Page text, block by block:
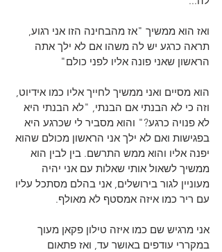
ואז הוא ממשיך "אז מהבחינה הזו אני רגוע,
תראה כרגע יש לה משהו אם לא ילך אתה
הראשון שאני פונה אליו לפני כולם"
הוא מסיים ואני ממשיך לחייך אליו כמו אידיוט,
וזה כי לא הבנתי אם הבנתי, "לא הבנתי היא
לא פנויה כרגע?" והוא מסביר לי שכרגע היא
בפגישות ואם לא ילך אני הראשון מכולם שהוא
יפנה אליו והוא ממש התרשם. בין לבין הוא
ממשיך לשאול אותי שאלות עם אני יהיה
מעוניין לגור בירושלים, אני בהלם מסתכל עליו
עם ריר כמו איזה אמסטף לא מאולף.
אני מרגיש שם כמו איזה טילון פקאן מעוך
במקררי עודפים באושר עד, ואז פתאום